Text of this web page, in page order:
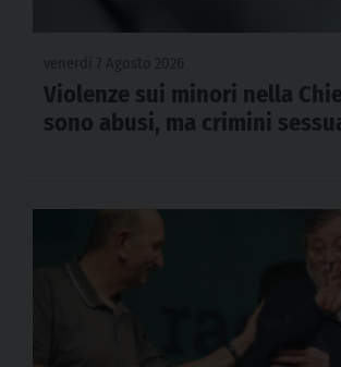
Violenze sui minori nella
sono abusi, ma crimini